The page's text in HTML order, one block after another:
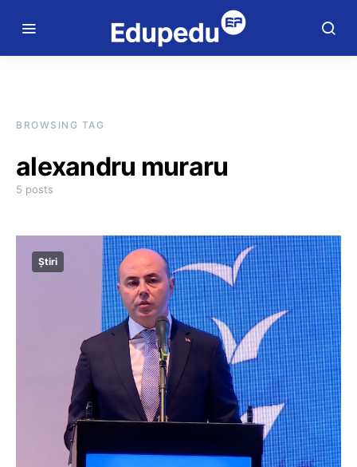
BROWSING TAG
alexandru muraru
5 posts
Știri